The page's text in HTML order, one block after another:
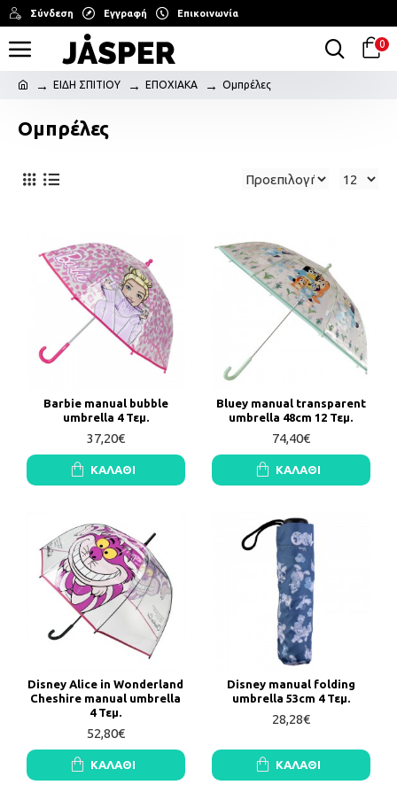
Σύνδεση Εγγραφή Επικοινωνία
0
ΕΙΔΗ ΣΠΙΤΙΟΥ ΕΠΟΧΙΑΚΑ Ομπρέλες
Ομπρέλες
Barbie manual bubble
umbrella 4 Τεμ.
37,20€
ΚΑΛΆΘΙ
Bluey manual transparent
umbrella 48cm 12 Τεμ.
74,40€
ΚΑΛΆΘΙ
Disney Alice in Wonderland
Cheshire manual umbrella
4 Τεμ.
52,80€
ΚΑΛΆΘΙ
Disney manual folding
umbrella 53cm 4 Τεμ.
28,28€
ΚΑΛΆΘΙ